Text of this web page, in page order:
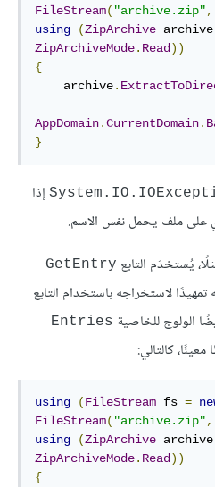
FileStream( "archive.zip",
using
(ZipArchive archive
ZipArchiveMode. Read ))
{
    archive
.
AppDomain.CurrentDomain.
}
إذا
على ملف يحمل نفس الاسم.
يُستخدَم التابع GetEntry
لاستخراجه باستخدام التابع
الولوج للخاصية Entries
كالتالي:
using (FileStream fs =
FileStream( "archive.zip",
using
(ZipArchive archive
ZipArchiveMode. Read ))
{